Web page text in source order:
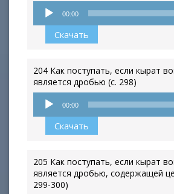
Аудиоплеер
00:00
Скачать
204 Как поступать, если кырат
является дробью (с. 298)
Аудиоплеер
00:00
Скачать
205 Как поступать, если кырат
является дробью, содержащей
299-300)